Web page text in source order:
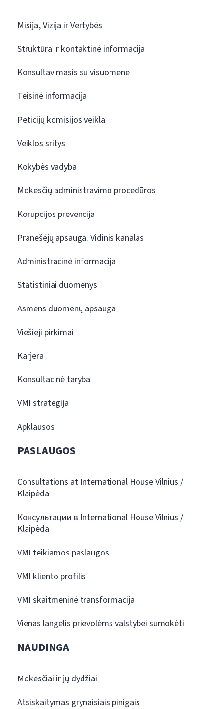
Misija, Vizija ir Vertybės
Struktūra ir kontaktinė informacija
Konsultavimasis su visuomene
Teisinė informacija
Peticijų komisijos veikla
Veiklos sritys
Kokybės vadyba
Mokesčių administravimo procedūros
Korupcijos prevencija
Pranešėjų apsauga. Vidinis kanalas
Administracinė informacija
Statistiniai duomenys
Asmens duomenų apsauga
Viešieji pirkimai
Karjera
Konsultacinė taryba
VMI strategija
Apklausos
PASLAUGOS
Consultations at International House Vilnius /
Klaipėda
Консультации в International House Vilnius /
Klaipėda
VMI teikiamos paslaugos
VMI kliento profilis
VMI skaitmeninė transformacija
Vienas langelis prievolėms valstybei sumokėti
NAUDINGA
Mokesčiai ir jų dydžiai
Atsiskaitymas grynaisiais pinigais